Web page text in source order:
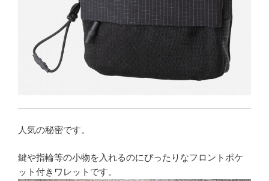
人気の秘密です。
鍵や指輪等の小物を入れるのにぴったりなフロントポケ
ット付きワレットです。